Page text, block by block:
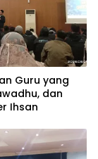
Guru yang
dan
Ihsan